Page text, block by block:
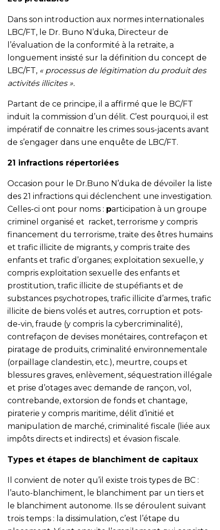
Dans son introduction aux normes internationales
LBC/FT, le Dr. Buno N’duka, Directeur de
l’évaluation de la conformité à la retraite, a
longuement insisté sur la définition du concept de
LBC/FT, « processus de légitimation du produit des
activités illicites ».
Partant de ce principe, il a affirmé que le BC/FT
induit la commission d’un délit. C’est pourquoi, il est
impératif de connaitre les crimes sous-jacents avant
de s’engager dans une enquête de LBC/FT.
21 infractions répertoriées
Occasion pour le Dr.Buno N’duka de dévoiler la liste
des 21 infractions qui déclenchent une investigation.
Celles-ci ont pour noms : participation à un groupe
criminel organisé et racket, terrorisme y compris
financement du terrorisme, traite des êtres humains
et trafic illicite de migrants, y compris traite des
enfants et trafic d’organes; exploitation sexuelle, y
compris exploitation sexuelle des enfants et
prostitution, trafic illicite de stupéfiants et de
substances psychotropes, trafic illicite d’armes, trafic
illicite de biens volés et autres, corruption et pots-
de-vin, fraude (y compris la cybercriminalité),
contrefaçon de devises monétaires, contrefaçon et
piratage de produits, criminalité environnementale
(orpaillage clandestin, etc.), meurtre, coups et
blessures graves, enlèvement, séquestration illégale
et prise d’otages avec demande de rançon, vol,
contrebande, extorsion de fonds et chantage,
piraterie y compris maritime, délit d’initié et
manipulation de marché, criminalité fiscale (liée aux
impôts directs et indirects) et évasion fiscale.
Types et étapes de blanchiment de capitaux
Il convient de noter qu’il existe trois types de BC :
l’auto-blanchiment, le blanchiment par un tiers et
le blanchiment autonome. Ils se déroulent suivant
trois temps : la dissimulation, c’est l’étape du